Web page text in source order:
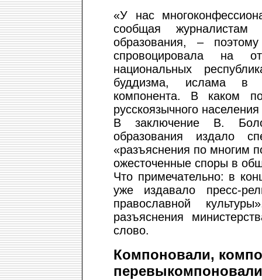
«У нас
сообщая журналистам
образования, – поэтому
спровоцировала на
национальных
буддизма, ислама в
компонента. В каком
русскоязычного
В заключение В.
образования издало
«разъяснения по многим
ожесточенные споры в
Что примечательно: в
уже издавало пресс-
православной
разъяснения
слово.
Компоновали,
перевыкомпоновали